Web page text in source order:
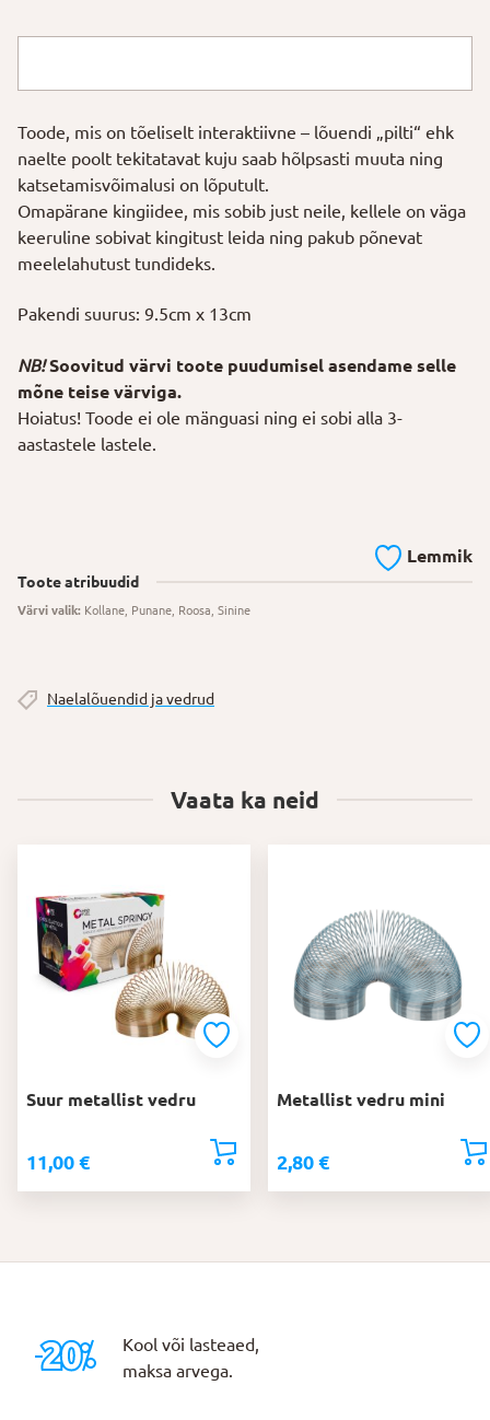
Toode, mis on tõeliselt interaktiivne – lõuendi „pilti“ ehk
naelte poolt tekitatavat kuju saab hõlpsasti muuta ning
katsetamisvõimalusi on lõputult.
Omapärane kingiidee, mis sobib just neile, kellele on väga
keeruline sobivat kingitust leida ning pakub põnevat
meelelahutust tundideks.
Pakendi suurus: 9.5cm x 13cm
NB!Soovitud värvi toote puudumisel asendame selle
mõne teise värviga.
Hoiatus! Toode ei ole mänguasi ning ei sobi alla 3-
aastastele lastele.
Lemmik
Toote atribuudid
Värvi valik: Kollane, Punane, Roosa, Sinine
Naelalõuendid ja vedrud
Vaata ka neid
Suur metallist vedru
11,00 €
Metallist vedru mini
2,80 €
Kool või lasteaed,
maksa arvega.